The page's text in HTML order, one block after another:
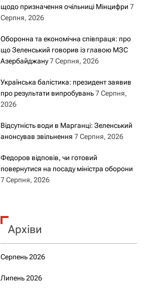
щодо призначення очільниці Мінцифри 7
Серпня, 2026
Оборонна та економічна співпраця: про
що Зеленський говорив із главою МЗС
Азербайджану 7 Серпня, 2026
Українська балістика: президент заявив
про результати випробувань 7 Серпня,
2026
Відсутність води в Марганці: Зеленський
анонсував звільнення 7 Серпня, 2026
Федоров відповів, чи готовий
повернутися на посаду міністра оборони
7 Серпня, 2026
Архіви
Серпень 2026
Липень 2026